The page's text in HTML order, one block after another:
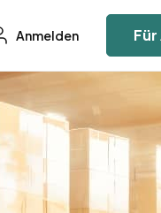
Anmelden